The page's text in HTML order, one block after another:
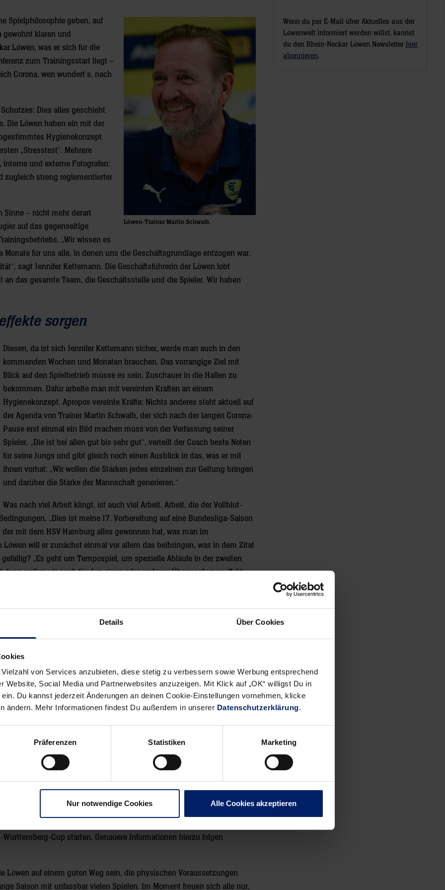
Details Über Cookies
von Services anzubieten, diese stetig zu verbessern sowie Werbung entsprechend
Website, Social Media und Partnerwebsites anzuzeigen. Mit Klick auf „OK“ willigst Du in
Du kannst jederzeit Änderungen an deinen Cookie-Einstellungen vornehmen, klicke
ändern. Mehr Informationen findest Du außerdem in unserer Datenschutzerklärung.
Präferenzen Statistiken Marketing
Nur notwendige Cookies Alle Cookies akzeptieren
Löwen-Trainer Martin Schwalb.
Spielphilosophie geben, auf
gewohnt klaren und
Löwen, was er sich für die
zum Trainingsstart liegt –
Corona, wen wundert‘s, nach
Dies alles geschieht
Die Löwen haben ein mit der
Hygienekonzept
„Stresstest“. Mehrere
und externe Fotografen:
zugleich streng reglementierter
Sinne – nicht mehr derart
auf das gegenseitige
„Wir wissen es
für uns alle, in denen uns die Geschäftsgrundlage entzogen war.
sagt Jennifer Kettemann. Die Geschäftsführerin der Löwen lobt
das gesamte Team, die Geschäftsstelle und die Spieler. Wir haben
sorgen
Diesen, da ist sich Jennifer Kettemann sicher, werde man auch in den
kommenden Wochen und Monaten brauchen. Das vorrangige Ziel mit
Blick auf den Spielbetrieb müsse es sein, Zuschauer in die Hallen zu
bekommen. Dafür arbeite man mit vereinten Kräften an einem
Hygienekonzept. Apropos vereinte Kräfte: Nichts anderes steht aktuell auf
der Agenda von Trainer Martin Schwalb, der sich nach der langen Corona-
Pause erst einmal ein Bild machen muss von der Verfassung seiner
Spieler. „Die ist bei allen gut bis sehr gut“, verteilt der Coach beste Noten
für seine Jungs und gibt gleich noch einen Ausblick in das, was er mit
ihnen vorhat: „Wir wollen die Stärken jedes einzelnen zur Geltung bringen
und darüber die Stärke der Mannschaft generieren.“
Was nach viel Arbeit klingt, ist auch viel Arbeit. Arbeit, die der Vollblut-
„Dies ist meine 17. Vorbereitung auf eine Bundesliga-Saison
mit dem HSV Hamburg alles gewonnen hat, was man im
will er zunächst einmal vor allem das beibringen, was in dem Zitat
„Es geht um Tempospiel, um spezielle Abläufe in der zweiten
wollen wir auch für den einen oder anderen Überraschungseffekt
aus.
„zwei neue Waffen“ (O-Ton Schwalb) zur Verfügung stehen, freut
enormes Potenzial. Eine konkrete Kampfansage Richtung Konkurrenz
vergangenen zwei Jahren ein gutes Stück gefehlt. Um das aufzuholen,
der Mannschaften, die uns zuletzt überholt haben, wieder hinter uns zu
Juli
und von dort aus ins Trainingslager nach Ischgl. Hier werden die
Neben Teambuilding steht auch die eine oder andere
dem Programm. Vor Ort pflegen die Löwen langfristige Partnerschaften,
demSporthotel Silvretta, das in dieser Zeit exklusiv für die Besucher aus
Nach rund zehn Tagen „frei“ mit individuellem Trainingsplan startet
Württemberg-Cup starten. Genauere Informationen hierzu folgen
Löwen auf einem guten Weg sein, die physischen Voraussetzungen
Saison mit unfassbar vielen Spielen. Im Moment freuen sich alle nur,
Wenn du per E-Mail über Aktuelles aus der
Löwenwelt informiert werden willst, kannst
du den Rhein-Neckar Löwen Newsletter hier
abonnieren.